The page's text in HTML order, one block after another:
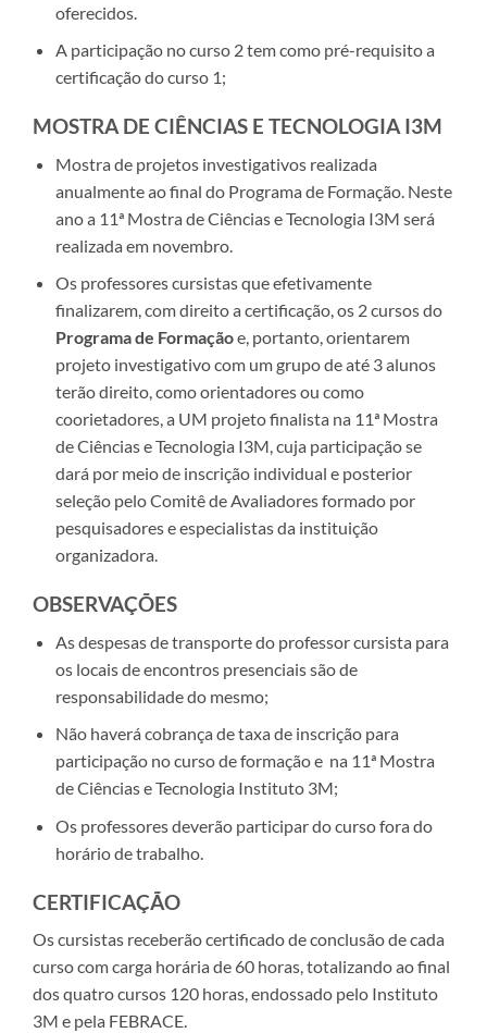
oferecidos.
A participação no curso 2 tem como pré-requisito a
certificação do curso 1;
MOSTRA DE CIÊNCIAS E TECNOLOGIA I3M
Mostra de projetos investigativos realizada
anualmente ao final do Programa de Formação. Neste
ano a 11ª Mostra de Ciências e Tecnologia I3M será
realizada em novembro.
Os professores cursistas que efetivamente
finalizarem, com direito a certificação, os 2 cursos do
Programa de Formaçãoe, portanto, orientarem
projeto investigativo com um grupo de até 3 alunos
terão direito, como orientadores ou como
coorietadores, a UM projeto finalista na 11ª Mostra
de Ciências e Tecnologia I3M, cuja participação se
dará por meio de inscrição individual e posterior
seleção pelo Comitê de Avaliadores formado por
pesquisadores e especialistas da instituição
organizadora.
OBSERVAÇÕES
As despesas de transporte do professor cursista para
os locais de encontros presenciais são de
responsabilidade do mesmo;
Não haverá cobrança de taxa de inscrição para
participação no curso de formação e na 11ª Mostra
de Ciências e Tecnologia Instituto 3M;
Os professores deverão participar do curso fora do
horário de trabalho.
CERTIFICAÇÃO
Os cursistas receberão certificado de conclusão de cada
curso com carga horária de 60 horas, totalizando ao final
dos quatro cursos 120 horas, endossado pelo Instituto
3M e pela FEBRACE.